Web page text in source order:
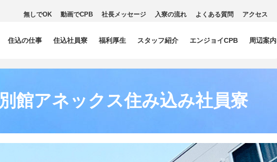
住込の仕事 住込社員寮 福利厚生 スタッフ紹介 エンジョイCPB
周辺案内
無しでOK 動画でCPB 社長メッセージ 入寮の流れ よくある質問 アクセス
別館アネックス住み込み社員寮